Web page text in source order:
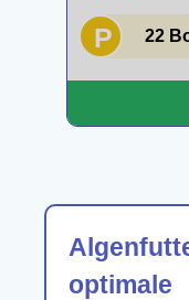
P 22
optimale